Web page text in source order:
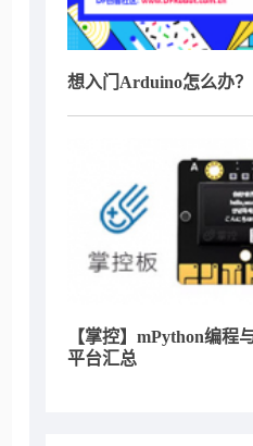
想入门Arduino怎么办？
【掌控】mPython编程
平台汇总